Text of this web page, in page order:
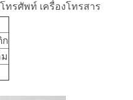
รศัพท์ เครื่องโทรสาร
ก